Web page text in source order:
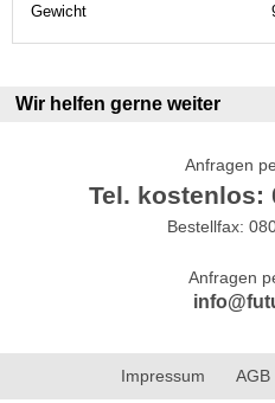
Gewicht
Wir helfen gerne weiter
Anfragen
Tel. kostenlos:
Bestellfax:
Anfragen
Impressum AGB